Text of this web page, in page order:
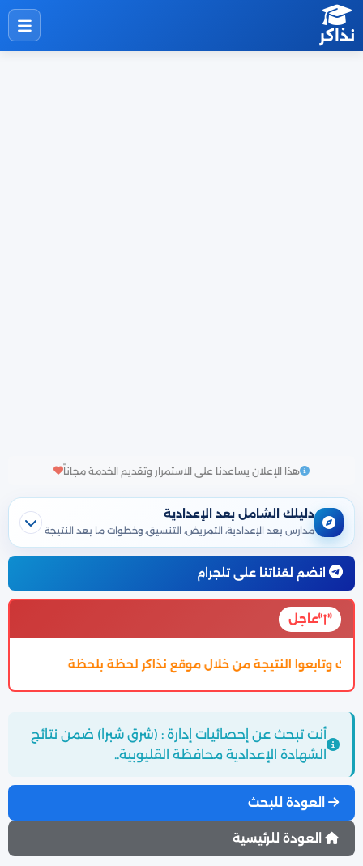
نذاكر
هذا الإعلان يساعدنا على الاستمرار وتقديم الخدمة مجاناً
دليلك الشامل بعد الإعدادية
مدارس بعد الإعدادية، التمريض، التنسيق، وخطوات ما بعد النتيجة
انضم لقناتنا على تلجرام
عاجل
نذاكر لحظة بلحظة تم اعتماد تنسيق الالتحاق بالثانوية العامة 2027
أنت تبحث عن إحصائيات إدارة : (شرق شبرا) ضمن نتائج
الشهادة الإعدادية محافظة القليوبية..
العودة للبحث
العودة للرئيسية